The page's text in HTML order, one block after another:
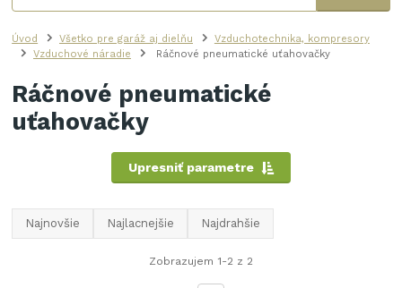
Úvod Všetko pre garáž aj dielňu
Vzduchotechnika, kompresory
Vzduchové náradie
Ráčnové pneumatické uťahovačky
Ráčnové pneumatické
uťahovačky
Upresniť parametre
Najnovšie Najlacnejšie Najdrahšie
Zobrazujem 1-2 z 2